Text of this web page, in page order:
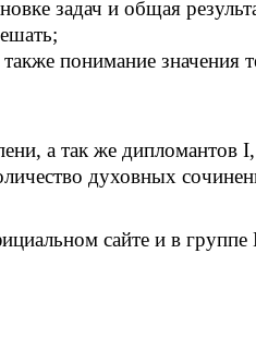
задач и общая
понимание значения
а так же
духовных
сайте и в группе